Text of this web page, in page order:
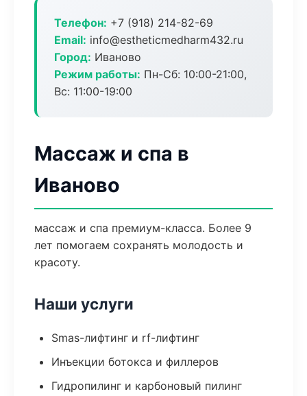
Телефон: +7 (918) 214-82-69
Email: info@estheticmedharm432.ru
Город: Иваново
Режим работы: Пн-Сб: 10:00-21:00,
Вс: 11:00-19:00
Массаж и спа в
Иваново
массаж и спа премиум-класса. Более 9
лет помогаем сохранять молодость и
красоту.
Наши услуги
Smas-лифтинг и rf-лифтинг
Инъекции ботокса и филлеров
Гидропилинг и карбоновый пилинг